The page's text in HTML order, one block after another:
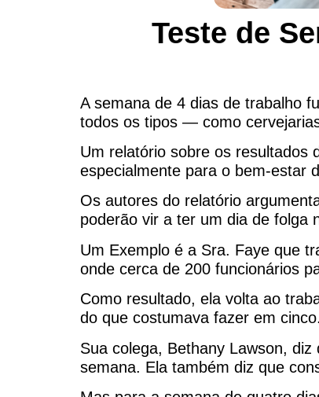
Teste de
A semana de 4 dias de trabalho
todos os tipos — como
Um relatório sobre os resultados
especialmente para o bem-estar
Os autores do relatório
poderão vir a ter um dia de folga
Um Exemplo é a Sra. Faye que
onde cerca de 200 funcionários
Como resultado, ela volta ao
do que costumava fazer em cinco.
Sua colega, Bethany Lawson,
semana. Ela também diz que